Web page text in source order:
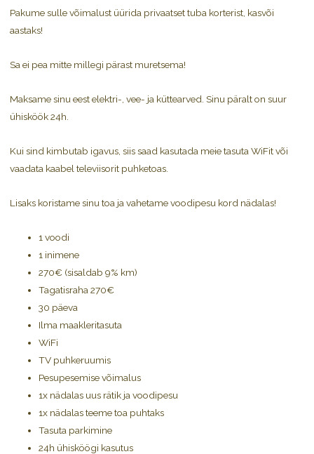
Pakume sulle võimalust üürida privaatset tuba korterist, kasvõi
aastaks!
Sa ei pea mitte millegi pärast muretsema!
Maksame sinu eest elektri-, vee- ja küttearved. Sinu päralt on suur
ühisköök 24h.
Kui sind kimbutab igavus, siis saad kasutada meie tasuta WiFit või
vaadata kaabel televiisorit puhketoas.
Lisaks koristame sinu toa ja vahetame voodipesu kord nädalas!
1 voodi
1 inimene
270€ (sisaldab 9% km)
Tagatisraha 270€
30 päeva
Ilma maakleritasuta
WiFi
TV puhkeruumis
Pesupesemise võimalus
1x nädalas uus rätik ja voodipesu
1x nädalas teeme toa puhtaks
Tasuta parkimine
24h ühisköögi kasutus